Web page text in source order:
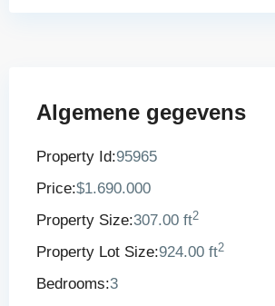
Algemene gegevens
Property Id:95965
Price:$1.690.000
Property Size:307.00 ft2
Property Lot Size:924.00 ft2
Bedrooms:3